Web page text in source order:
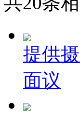
共 条
提供
面议